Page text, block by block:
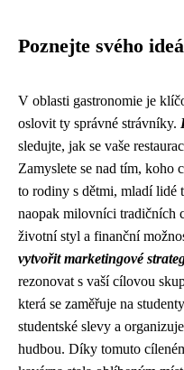
Poznejte svého
V oblasti gastronomie je
oslovit ty správné strávníky.
sledujte, jak se vaše
Zamyslete se nad tím, koho
to rodiny s dětmi, mladí lidé
naopak milovníci tradičních
životní styl a finanční
vytvořit marketingové
rezonovat s vaší cílovou
která se zaměřuje na
studentské slevy a
hudbou. Díky tomuto